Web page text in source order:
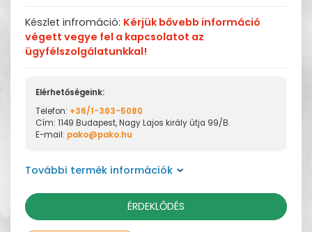
Készlet infromáció: Kérjük bővebb információ
végett vegye fel a kapcsolatot az
ügyfélszolgálatunkkal!
Elérhetőségeink:
Telefon: +36/1-363-5080
Cím: 1149 Budapest, Nagy Lajos király útja 99/B.
E-mail: pako@pako.hu
További termék információk
ÉRDEKLŐDÉS